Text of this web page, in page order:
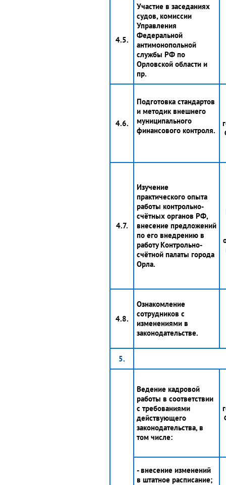
4.5.
Участие в заседаниях
судов, комиссии
Управления
Федеральной
антимонопольной
службы РФ по
Орловской области и
пр.
4.6.
Подготовка стандартов
и методик внешнего
муниципального
финансового контроля.
4.7.
Изучение
практического опыта
работы контрольно-
счётных органов РФ,
внесение предложений
по его внедрению в
работу Контрольно-
счётной палаты города
Орла.
4.8.
Ознакомление
сотрудников с
изменениями в
законодательстве.
5.
Ведение кадровой
работы в соответствии
с требованиями
действующего
законодательства, в
том числе:
- внесение изменений
в штатное расписание;